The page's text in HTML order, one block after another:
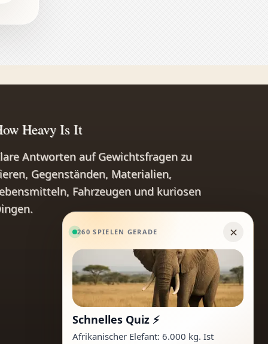
Heavy Is It
Antworten auf Gewichtsfragen zu
Gegenständen, Materialien,
Fahrzeugen und kuriosen